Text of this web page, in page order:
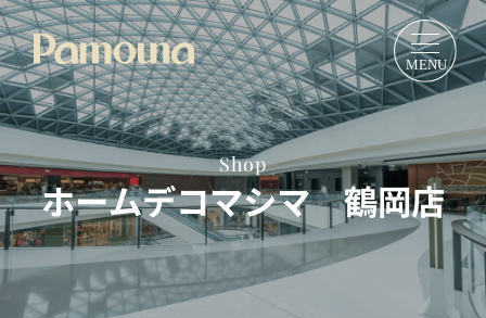
Shop
ホームデコマシマ 鶴岡店